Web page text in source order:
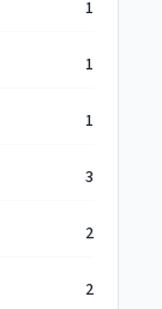
1
1
1
3
2
2